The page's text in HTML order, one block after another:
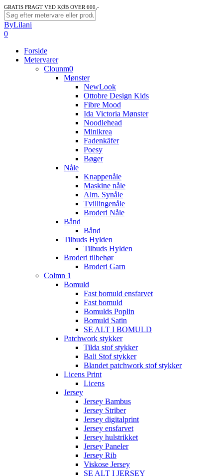
Skip
to
main
content
GRATIS FRAGT VED KØB OVER 600,-
Close
Search
ByLilani
search
account
0
Forside
Metervarer
Clounm0
Mønster
NewLook
Ottobre Design Kids
Fibre Mood
Ida Victoria Mønster
Noodlehead
Minikrea
Fadenkäfer
Poesy
Bøger
Nåle
Knappenåle
Maskine nåle
Alm. Synåle
Tvillingenåle
Broderi Nåle
Bånd
Bånd
Tilbuds Hylden
Tilbuds Hylden
Broderi tilbehør
Broderi Garn
Colmn 1
Bomuld
Fast bomuld ensfarvet
Fast bomuld
Bomulds Poplin
Bomuld Satin
SE ALT I BOMULD
Patchwork stykker
Tilda stof stykker
Bali Stof stykker
Blandet patchwork stof stykker
Licens Print
Licens
Jersey
Jersey Bambus
Jersey Striber
Jersey digitalprint
Jersey ensfarvet
Jersey hulstrikket
Jersey Paneler
Jersey Rib
Viskose Jersey
SE ALT I JERSEY